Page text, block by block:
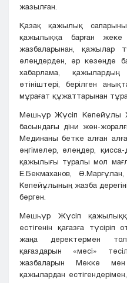
жазылған.
Қазақ қажылық
қажылыққа барған жеке
жазбаларынан, қажылар
өлеңдерден, әр кезеңде
хабарлама,
өтініштері, берілген
мұрағат құжаттарынан
Мәшһүр Жүсіп Көпейұлы
басындағы діни жөн-
Мединаны бетке алған
әңгімелер, өлеңдер,
қажылығы туралы мол
Е.Бекмаханов,
Көпейұлының жазба
берген.
Мәшһүр Жүсіп қажылыққа
естігенін қағазға
жаңа деректермен
қағаздарын «месі»
жазбаларын Мекке
қажылардан